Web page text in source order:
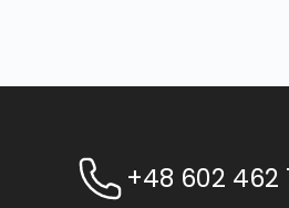
+48 602 462